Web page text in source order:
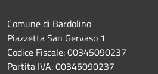
Comune di Bardolino
Piazzetta San Gervaso 1
Codice Fiscale: 00345090237
Partita IVA: 00345090237